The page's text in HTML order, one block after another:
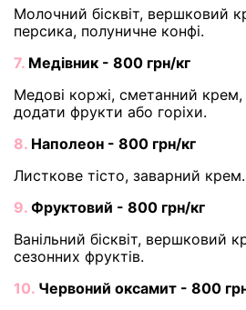
Молочний бісквіт, вершковий
персика, полуничне конфі.
7. Медівник - 800 грн/кг
Медові коржі, сметанний
додати фрукти або горіхи.
8. Наполеон - 800 грн/кг
Листкове тісто, заварний крем.
9. Фруктовий - 800 грн/кг
Ванільний бісквіт, вершковий
сезонних фруктів.
10. Червоний оксамит - 800